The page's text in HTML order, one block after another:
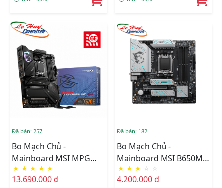
Đã bán: 257
Bo Mạch Chủ -
Mainboard MSI MPG
X670E CARBON WIFI
DDR5
★ ★ ★ ★ ★
13.690.000 đ
Đã bán: 182
Bo Mạch Chủ -
Mainboard MSI B650M
Gaming Plus Wifi DDR5
★ ★ ★ ☆ ☆
4.200.000 đ